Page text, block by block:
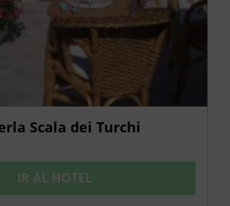
Scala dei Turchi
IR AL HOTEL